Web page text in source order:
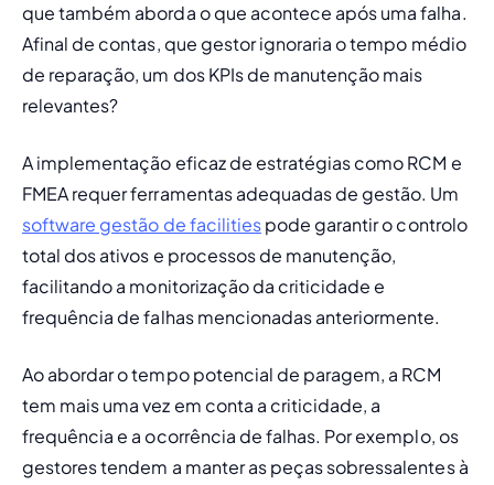
que também aborda o que acontece após uma falha.
Afinal de contas, que gestor ignoraria o tempo médio
de reparação, um dos KPIs de manutenção mais
relevantes?
A implementação eficaz de estratégias como RCM e
software gestão de facilities pode garantir o controlo
total dos ativos e processos de manutenção,
facilitando a monitorização da criticidade e
frequência de falhas mencionadas anteriormente.
Ao abordar o tempo potencial de paragem, a RCM
tem mais uma vez em conta a criticidade, a
frequência e a ocorrência de falhas. Por exemplo, os
gestores tendem a manter as peças sobressalentes à